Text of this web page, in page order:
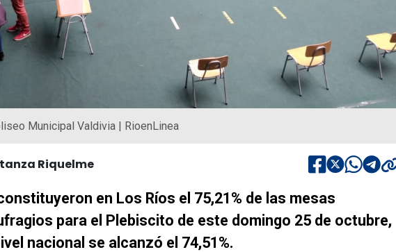
Municipal Valdivia | RioenLinea
Riquelme
en Los Ríos el 75,21% de las mesas
para el Plebiscito de este domingo 25 de octubre,
nacional se alcanzó el 74,51%.